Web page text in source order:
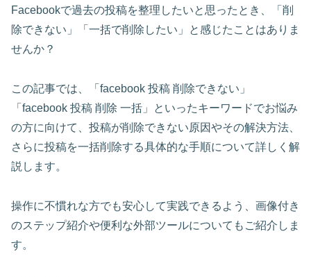
Facebookで過去の投稿を整理したいと思ったとき、「削
除できない」「一括で削除したい」と感じたことはありま
せんか？
この記事では、「facebook 投稿 削除できない」
「facebook 投稿 削除 一括」といったキーワードでお悩み
の方に向けて、投稿が削除できない原因やその解決方法、
さらに投稿を一括削除する具体的な手順について詳しく解
説します。
操作に不慣れな方でも安心して実践できるよう、画像付き
のステップ紹介や便利な外部ツールについてもご紹介しま
す。